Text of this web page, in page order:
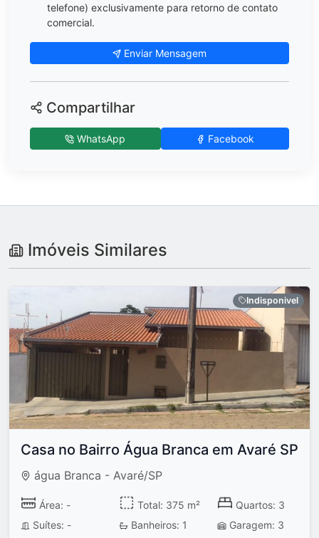
telefone) exclusivamente para retorno de contato
comercial.
Enviar Mensagem
Compartilhar
WhatsApp Facebook
Imóveis Similares
Indisponivel
Casa no Bairro Água Branca em Avaré SP
água Branca - Avaré/SP
Área: - Total: 375 m²
Quartos: 3
Suítes: -
Banheiros: 1 Garagem: 3